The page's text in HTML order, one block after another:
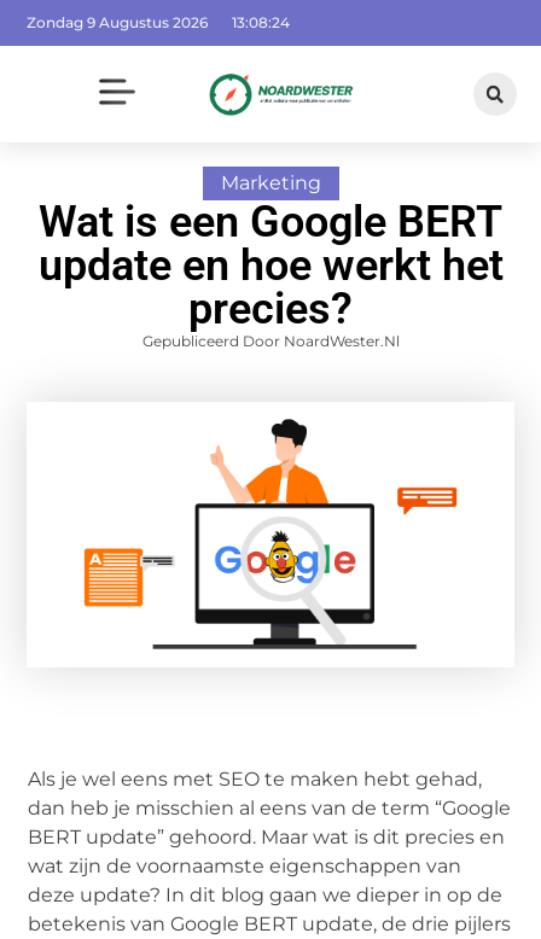
Zondag 9 Augustus 2026 13:08:25
Marketing
Wat is een Google BERT
update en hoe werkt het
precies?
Gepubliceerd Door NoardWester.nl
Als je wel eens met SEO te maken hebt gehad,
dan heb je misschien al eens van de term “Google
BERT update” gehoord. Maar wat is dit precies en
wat zijn de voornaamste eigenschappen van
deze update? In dit blog gaan we dieper in op de
betekenis van Google BERT update, de drie pijlers